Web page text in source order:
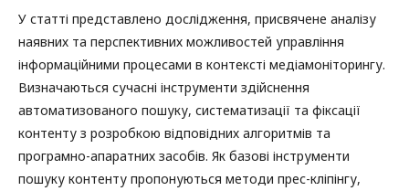
У статті представлено дослідження, присвячене аналізу
наявних та перспективних можливостей управління
інформаційними процесами в контексті медіамоніторингу.
Визначаються сучасні інструменти здійснення
автоматизованого пошуку, систематизації та фіксації
контенту з розробкою відповідних алгоритмів та
програмно-апаратних засобів. Як базові інструменти
пошуку контенту пропонуються методи прес-кліпінгу,